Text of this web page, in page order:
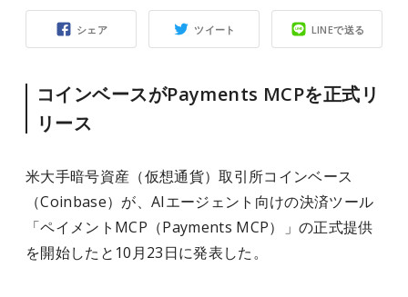
シェア ツイート LINEで送る
コインベースがPayments MCPを正式リ
リース
米大手暗号資産（仮想通貨）取引所コインベース
（Coinbase）が、AIエージェント向けの決済ツール
「ペイメントMCP（Payments MCP）」の正式提供
を開始したと10月23日に発表した。